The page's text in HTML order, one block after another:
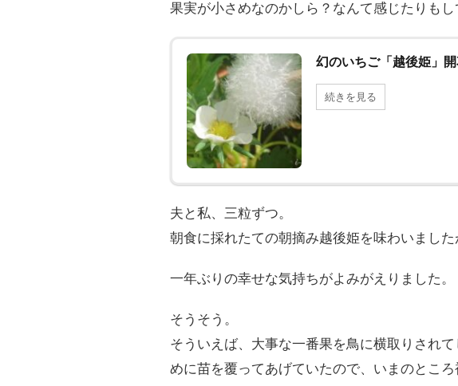
果実が小さめなのかしら？なんて感じたりも
幻のいちご「越後姫」
続きを見る
夫と私、三粒ずつ。
朝食に採れたての朝摘み越後姫を味わいまし
一年ぶりの幸せな気持ちがよみがえりました。
そうそう。
そういえば、大事な一番果を鳥に横取りされ
めに苗を覆ってあげていたので、いまのところ